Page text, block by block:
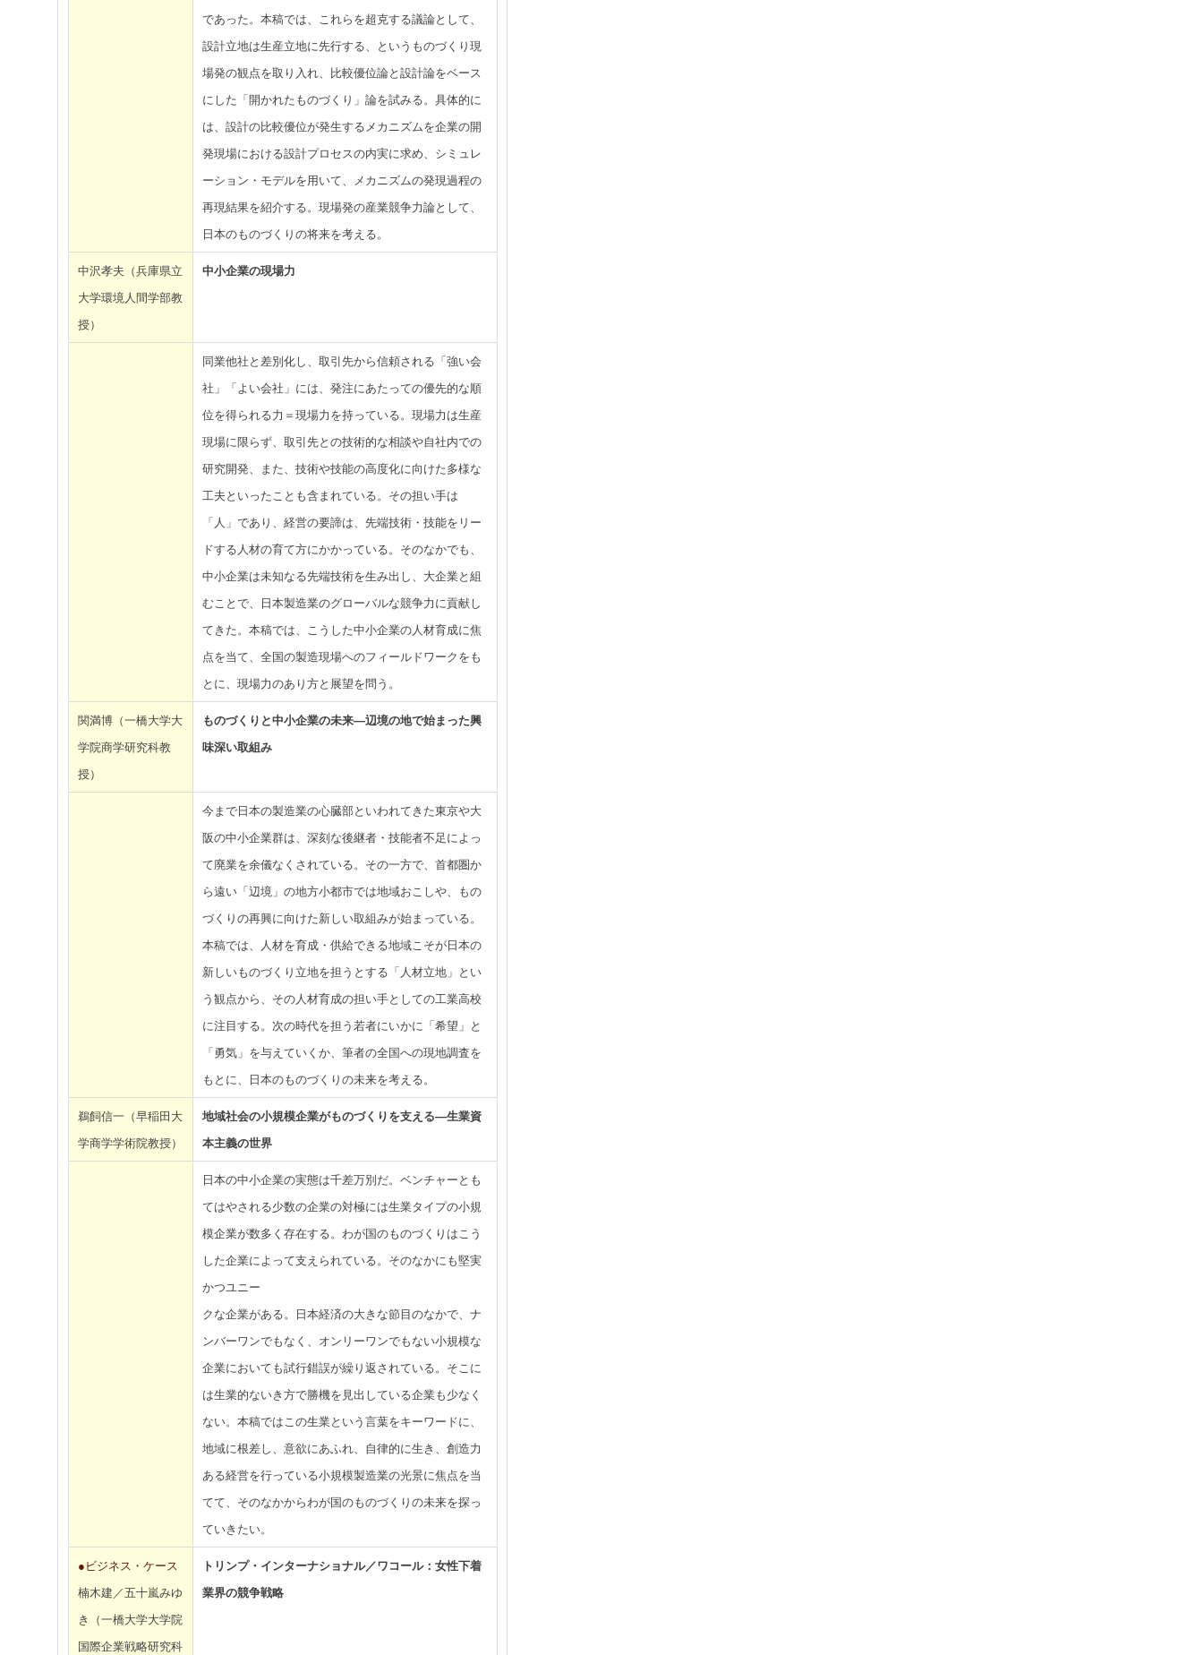
であった。本稿では、これらを超克する議論として、
設計立地は生産立地に先行する、というものづくり現
場発の観点を取り入れ、比較優位論と設計論をベース
にした「開かれたものづくり」論を試みる。具体的に
は、設計の比較優位が発生するメカニズムを企業の開
発現場における設計プロセスの内実に求め、シミュレ
ーション・モデルを用いて、メカニズムの発現過程の
再現結果を紹介する。現場発の産業競争力論として、
日本のものづくりの将来を考える。
中沢孝夫（兵庫県立
大学環境人間学部教
授）
中小企業の現場力
同業他社と差別化し、取引先から信頼される「強い会
社」「よい会社」には、発注にあたっての優先的な順
位を得られる力＝現場力を持っている。現場力は生産
現場に限らず、取引先との技術的な相談や自社内での
研究開発、また、技術や技能の高度化に向けた多様な
工夫といったことも含まれている。その担い手は
「人」であり、経営の要諦は、先端技術・技能をリー
ドする人材の育て方にかかっている。そのなかでも、
中小企業は未知なる先端技術を生み出し、大企業と組
むことで、日本製造業のグローバルな競争力に貢献し
てきた。本稿では、こうした中小企業の人材育成に焦
点を当て、全国の製造現場へのフィールドワークをも
とに、現場力のあり方と展望を問う。
関満博（一橋大学大
学院商学研究科教
授）
ものづくりと中小企業の未来―辺境の地で始まった興
味深い取組み
今まで日本の製造業の心臓部といわれてきた東京や大
阪の中小企業群は、深刻な後継者・技能者不足によっ
て廃業を余儀なくされている。その一方で、首都圏か
ら遠い「辺境」の地方小都市では地域おこしや、もの
づくりの再興に向けた新しい取組みが始まっている。
本稿では、人材を育成・供給できる地域こそが日本の
新しいものづくり立地を担うとする「人材立地」とい
う観点から、その人材育成の担い手としての工業高校
に注目する。次の時代を担う若者にいかに「希望」と
「勇気」を与えていくか、筆者の全国への現地調査を
もとに、日本のものづくりの未来を考える。
鵜飼信一（早稲田大
学商学学術院教授）
地域社会の小規模企業がものづくりを支える―生業資
本主義の世界
日本の中小企業の実態は千差万別だ。ベンチャーとも
てはやされる少数の企業の対極には生業タイプの小規
模企業が数多く存在する。わが国のものづくりはこう
した企業によって支えられている。そのなかにも堅実
かつユニー
クな企業がある。日本経済の大きな節目のなかで、ナ
ンバーワンでもなく、オンリーワンでもない小規模な
企業においても試行錯誤が繰り返されている。そこに
は生業的ないき方で勝機を見出している企業も少なく
ない。本稿ではこの生業という言葉をキーワードに、
地域に根差し、意欲にあふれ、自律的に生き、創造力
ある経営を行っている小規模製造業の光景に焦点を当
てて、そのなかからわが国のものづくりの未来を探っ
ていきたい。
●ビジネス・ケース
楠木建／五十嵐みゆ
き（一橋大学大学院
国際企業戦略研究科
トリンプ・インターナショナル／ワコール：女性下着
業界の競争戦略